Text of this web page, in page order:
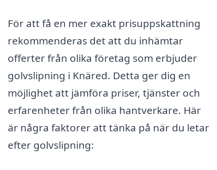
För att få en mer exakt prisuppskattning
rekommenderas det att du inhämtar
offerter från olika företag som erbjuder
golvslipning i Knäred. Detta ger dig en
möjlighet att jämföra priser, tjänster och
erfarenheter från olika hantverkare. Här
är några faktorer att tänka på när du letar
efter golvslipning: